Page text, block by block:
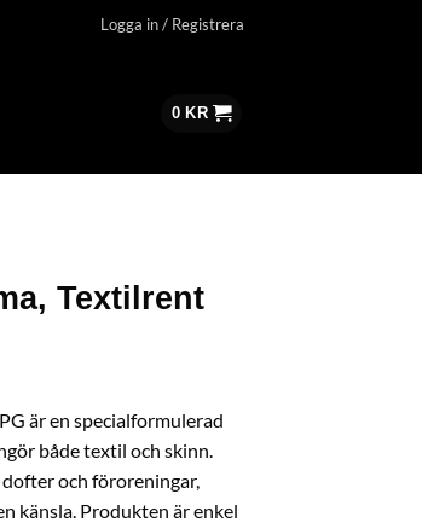
Logga in / Registrera
0 KR
Textilrent
är en specialformulerad
både textil och skinn.
och föroreningar,
känsla. Produkten är enkel